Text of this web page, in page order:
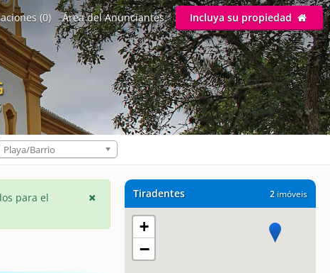
(0) Área del Anunciantes Incluya su propiedad
Playa/Barrio
2 imóveis
Tiradentes
+
−
para el